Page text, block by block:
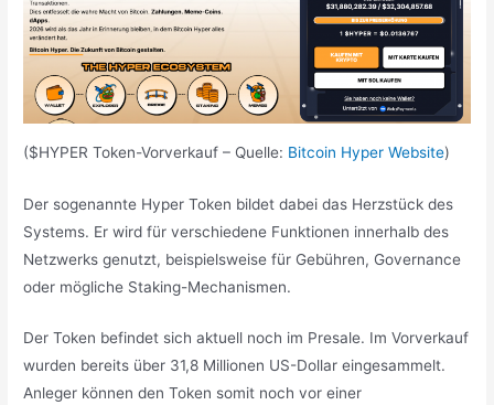
($HYPER Token-Vorverkauf – Quelle: Bitcoin Hyper Website)
Der sogenannte Hyper Token bildet dabei das Herzstück des
Systems. Er wird für verschiedene Funktionen innerhalb des
Netzwerks genutzt, beispielsweise für Gebühren, Governance
oder mögliche Staking-Mechanismen.
Der Token befindet sich aktuell noch im Presale. Im Vorverkauf
wurden bereits über 31,8 Millionen US-Dollar eingesammelt.
Anleger können den Token somit noch vor einer